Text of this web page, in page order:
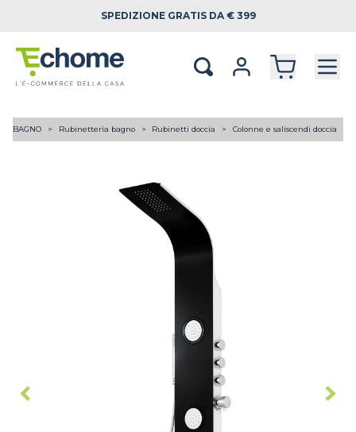
SPEDIZIONE GRATIS DA € 399
BAGNO Rubinetteria bagno Rubinetti doccia Colonne e saliscendi doccia